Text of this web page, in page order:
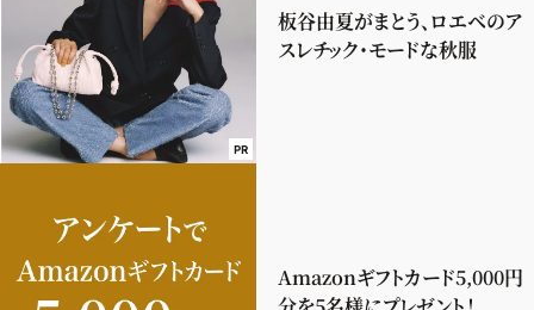
PR
板谷由夏がまとう、ロエベのア
スレチック・モードな秋服
Amazonギフトカード5,000円